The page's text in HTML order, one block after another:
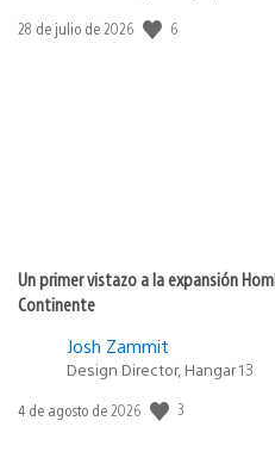
Fecha
28 de julio de 2026 6
Un primer vistazo a la expansión
Continente
Josh Zammit
Design Director, Hangar 13
Fecha
4 de agosto de 2026 3